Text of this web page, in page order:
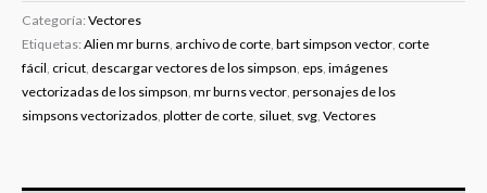
Categoría: Vectores
Etiquetas: Alien mr burns, archivo de corte, bart simpson vector, corte
fácil, cricut, descargar vectores de los simpson, eps, imágenes
vectorizadas de los simpson, mr burns vector, personajes de los
simpsons vectorizados, plotter de corte, siluet, svg, Vectores